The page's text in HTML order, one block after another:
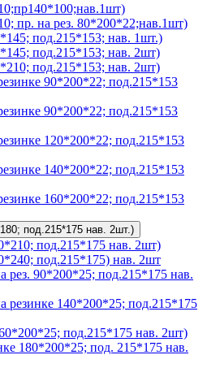
пр. на рез. 80*200*22;нав.1шт)
под.215*153; нав. 1шт.)
под.215*153; нав. 2шт)
под.215*153; нав. 2шт)
90*200*22; под.215*153
90*200*22; под.215*153
120*200*22; под.215*153
140*200*22; под.215*153
160*200*22; под.215*153
под.215*175 нав. 2шт.)
под.215*175 нав. 2шт)
под.215*175) нав. 2шт
рез. 90*200*25; под.215*175 нав.
резинке 140*200*25; под.215*175
под.215*175 нав. 2шт)
180*200*25; под. 215*175 нав.